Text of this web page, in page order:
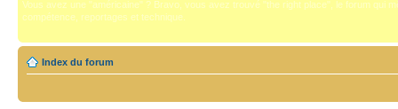
Vous avez une "américaine" ? Bravo, vous avez trouvé "the right place", le forum qui
compétence, reportages et technique.
Index du forum